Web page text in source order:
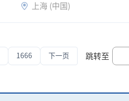
上海 (中国)
1666 下一页 跳转至